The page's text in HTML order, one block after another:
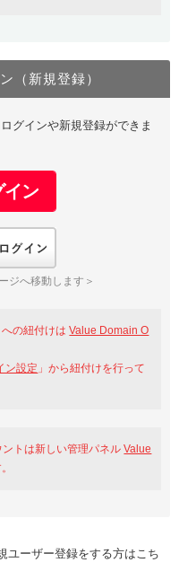
ログイン
Amazon
Oneのログイン画面へ遷移します
ウント作成
能
Yahoo!
（新規登録）
グインや新規登録ができま
ジへ移動します＞
への紐付けはValue Domain O
ン設定 」から紐付けを行って
トは新しい管理パネルValue
ユーザー登録をする方はこち